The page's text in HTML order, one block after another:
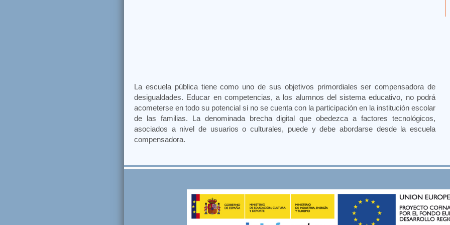
La escuela pública tiene como uno de sus objetivos primordiales ser compensadora de
desigualdades. Educar en competencias, a los alumnos del sistema educativo, no podrá
acometerse en todo su potencial si no se cuenta con la participación en la institución escolar
de las familias. La denominada brecha digital que obedezca a factores tecnológicos,
asociados a nivel de usuarios o culturales, puede y debe abordarse desde la escuela
compensadora.